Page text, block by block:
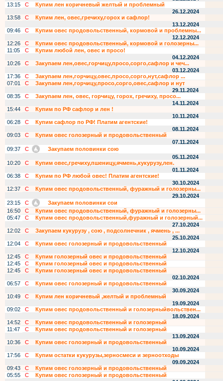
13:15
С
Купим лен коричневый желтый и проблемный
26.12.2024
13:58
С
Купим лен, овес,гречиху,горох и сафлор!
13.12.2024
09:46
С
Купим овес продовольственный, кормовой и проблемны...
12.12.2024
12:26
С
Купим овес продовольственный, кормовой и голозерны...
11:05
С
Купим любой лен, овес и просо!
04.12.2024
10:26
С
Закупаем лен,овес,горчицу,просо,сорго,сафлор и чеч...
03.12.2024
17:36
С
Закупаем лен,горчицу,овес,просо,сорго,нут,сафлор ...
07:01
С
Закупаем лен,горчицу,просо,сорго,овес,сафлор и нут
29.11.2024
08:35
С
Закупаем лен, овес, горчицу, горох, гречиху, просо...
14.11.2024
15:44
С
Купим по РФ сафлор и лен !
10.11.2024
06:28
С
Купим сафлор по РФ! Платим агентские!
08.11.2024
09:03
С
Купим овес голозерный и продовольственный
07.11.2024
09:37
С
Закупаем половинки сою
05.11.2024
10:20
С
Купим овес,гречиху,пшеницу,ячмень,кукурузу,лен.
01.11.2024
06:38
С
Купим по РФ любой овес! Платим агентские!
30.10.2024
12:37
С
Купим овес продовольственный, фуражный и голозерны...
29.10.2024
23:15
С
Закупаем половинки сои
16:50
С
Купим овес продовольственный, фуражный и голозерны...
05:47
С
Купим овес продовольственный,фуражный и голозерный...
27.10.2024
12:02
С
Закупаем кукурузу , сою , подсолнечник , ячмень , ...
25.10.2024
12:04
С
Купим овес голозерный и продовольственный
12.10.2024
12:45
С
Купим голозерный овес и продовольственный
12:45
С
Купим голозерный овес и продовольственный
12:45
С
Купим голозерный овес и продовольственный
02.10.2024
06:57
С
Купим овес голозерный и продовольственный
30.09.2024
10:49
С
Купим лен коричневый ,желтый и проблемный
19.09.2024
09:02
С
Купим овес продовольственный и голозерныйвольствен...
18.09.2024
14:52
С
Купим овес продовольственный и голозерный
11:47
С
Купим овес продовольственный и голозерный
13.09.2024
10:36
С
Купим овес голозерный и продовольственный
10.09.2024
17:56
С
Купим остатки кукурузы,зерносмеси и зерноотходы
09.09.2024
09:43
С
Купим овес голозерный и продовольственный
05:55
С
Купим овес голозерный и продовольственный